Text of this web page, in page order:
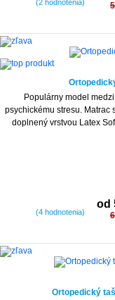
(2 hodnotenia)
-20%
Populárny model
psychickému stresu. Matrac
doplnený vrstvou Latex
(4 hodnotenia)
od
Ortopedický